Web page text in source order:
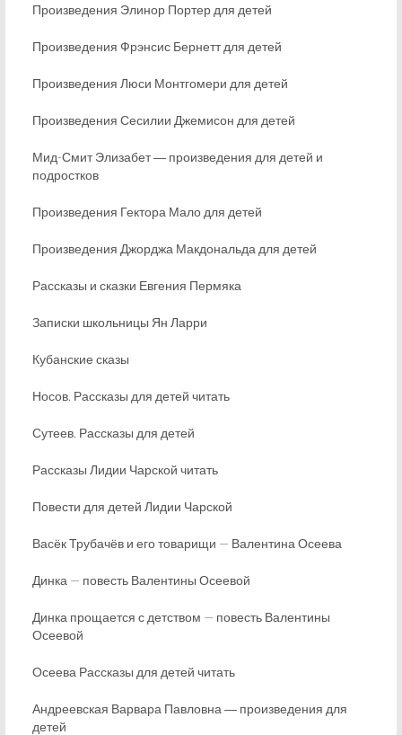
Произведения Элинор Портер для детей
Произведения Фрэнсис Бернетт для детей
Произведения Люси Монтгомери для детей
Произведения Сесилии Джемисон для детей
Мид-Смит Элизабет ― произведения для детей и
подростков
Произведения Гектора Мало для детей
Произведения Джорджа Макдональда для детей
Рассказы и сказки Евгения Пермяка
Записки школьницы Ян Ларри
Кубанские сказы
Носов. Рассказы для детей читать
Сутеев. Рассказы для детей
Рассказы Лидии Чарской читать
Повести для детей Лидии Чарской
Васёк Трубачёв и его товарищи — Валентина Осеева
Динка — повесть Валентины Осеевой
Динка прощается с детством — повесть Валентины
Осеевой
Осеева Рассказы для детей читать
Андреевская Варвара Павловна ― произведения для
детей